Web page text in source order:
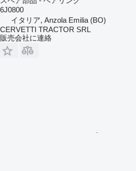
6J0800
イタリア, Anzola Emilia (BO)
CERVETTI TRACTOR SRL
販売会社に連絡